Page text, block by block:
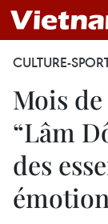
CULTURE-
Mois
“Lâm
des